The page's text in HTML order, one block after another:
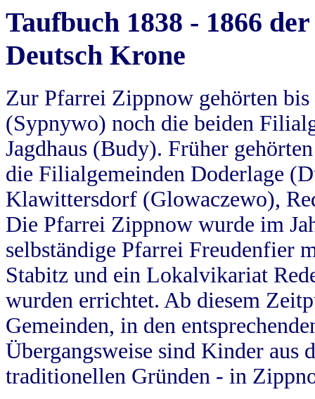
Taufbuch 1838 - 1866
Deutsch Krone
Zur Pfarrei Zippnow gehörten
(Sypnywo) noch die beiden
Jagdhaus (Budy). Früher
die Filialgemeinden Doderlage
Klawittersdorf (Glowaczewo),
Die Pfarrei Zippnow wurde im
selbständige Pfarrei Freudenfier
Stabitz und ein Lokalvikariat
wurden errichtet. Ab diesem
Gemeinden, in den
Übergangsweise sind Kinder aus
traditionellen Gründen - in